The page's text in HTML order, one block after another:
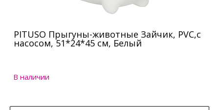
PITUSO Прыгуны-животные Зайчик, PVC,с
насосом, 51*24*45 см, Белый
В наличии